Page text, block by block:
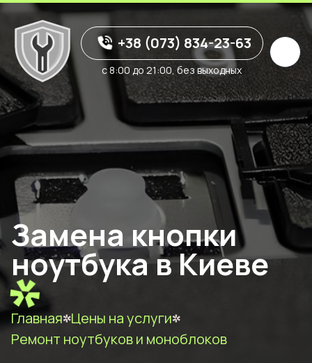
+38 (073) 834-23-63
с 8:00 до 21:00, без выходных
Замена кнопки
ноутбука в Киеве
Главная Цены на услуги
Ремонт ноутбуков и моноблоков